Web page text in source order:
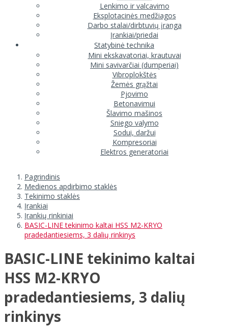
Lenkimo ir valcavimo
Eksplotacinės medžiagos
Darbo stalai/dirbtuvių įranga
Įrankiai/priedai
Statybinė technika
Mini ekskavatoriai, krautuvai
Mini savivarčiai (dumperiai)
Vibroplokštės
Žemės grąžtai
Pjovimo
Betonavimui
Šlavimo mašinos
Sniego valymo
Sodui, daržui
Kompresoriai
Elektros generatoriai
Pagrindinis
Medienos apdirbimo staklės
Tekinimo staklės
Įrankiai
Įrankių rinkiniai
BASIC-LINE tekinimo kaltai HSS M2-KRYO
pradedantiesiems, 3 dalių rinkinys
BASIC-LINE tekinimo kaltai
HSS M2-KRYO
pradedantiesiems, 3 dalių
rinkinys